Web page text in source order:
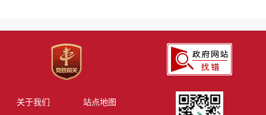
关于我们 站点地图